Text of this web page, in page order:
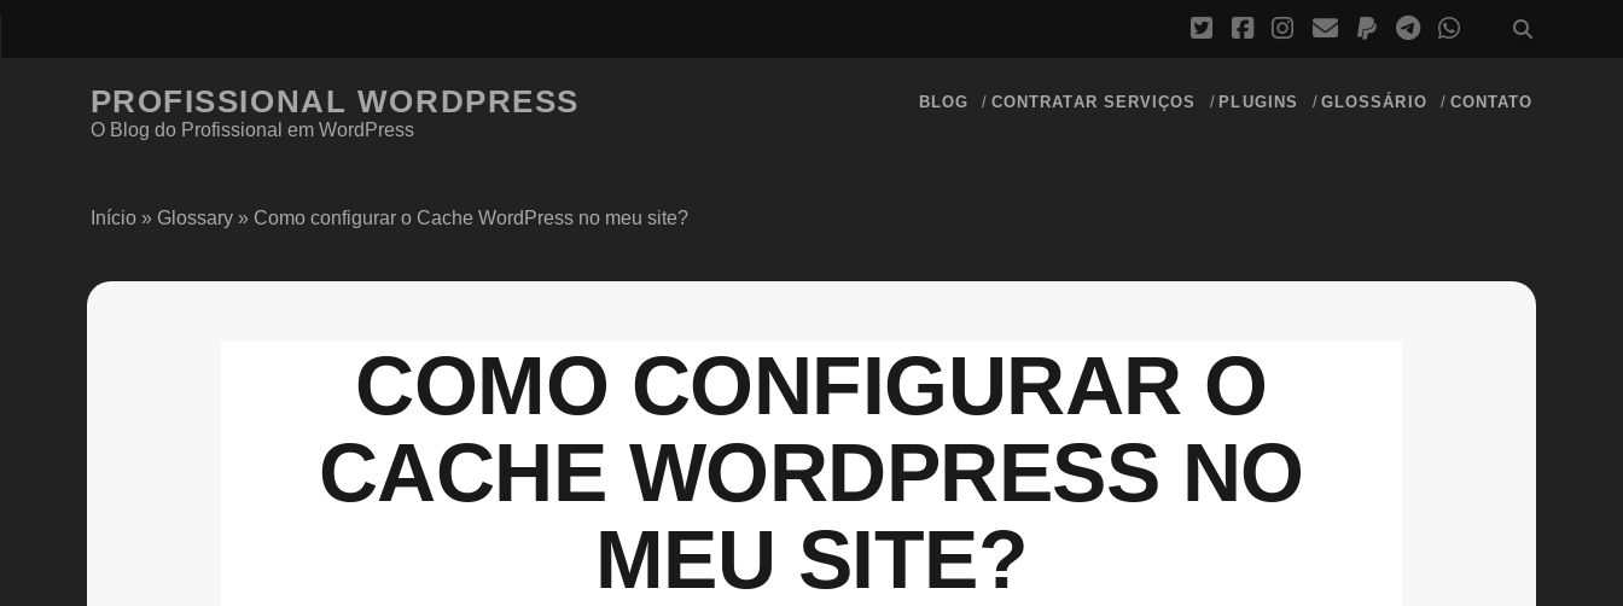
PROFISSIONAL WORDPRESS
O Blog do Profissional em WordPress
BLOG CONTRATAR SERVIÇOS PLUGINS GLOSSÁRIO CONTATO
Início» Glossary» Como configurar o Cache WordPress no meu site?
COMO CONFIGURAR O
CACHE WORDPRESS NO
MEU SITE?